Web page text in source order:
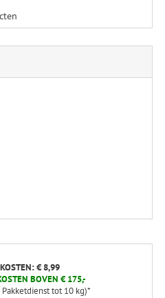
€ 8,99
BOVEN € 175,-
tot 10 kg)*